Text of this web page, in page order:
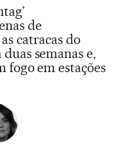
de
catracas do
semanas e,
fogo em estações